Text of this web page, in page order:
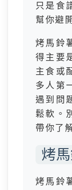
只是食
幫你避
烤馬鈴
得主要
主食或
多人第
遇到問
鬆軟。
帶你了
烤
烤馬鈴